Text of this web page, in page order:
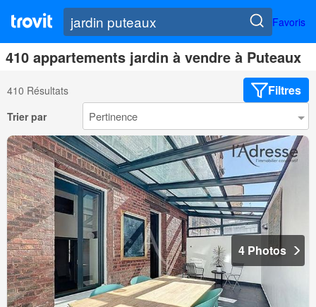
Favoris
410 appartements jardin à vendre à Puteaux
410 Résultats Filtres
Trier par
4 Photos